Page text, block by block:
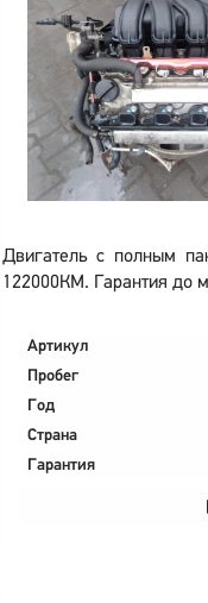
Двигатель с полным
122000КМ. Гарантия до
Артикул
Пробег
Год
Страна
Гарантия